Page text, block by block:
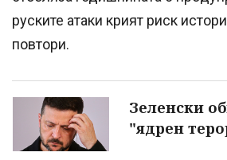
руските атаки крият риск
повтори.
Зеленски
"ядрен